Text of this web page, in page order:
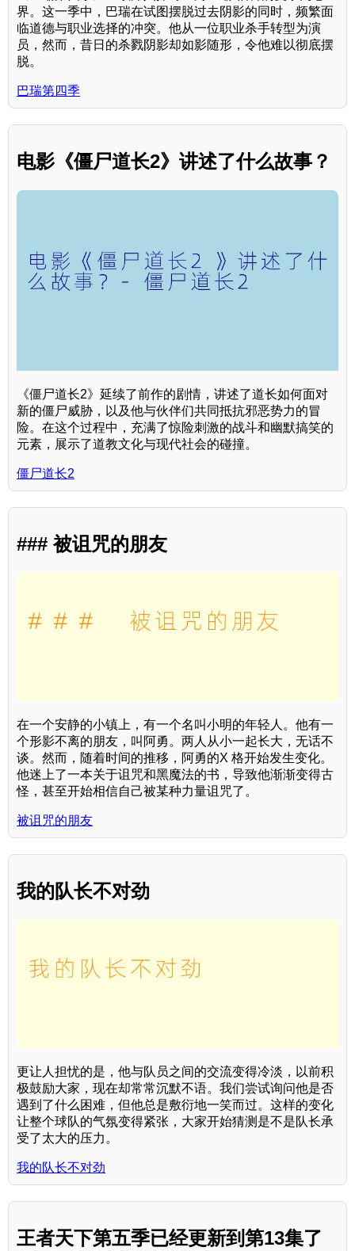
界。这一季中，巴瑞在试图摆脱过去阴影的同时，频繁面
临道德与职业选择的冲突。他从一位职业杀手转型为演
员，然而，昔日的杀戮阴影却如影随形，令他难以彻底摆
脱。
巴瑞第四季
电影《僵尸道长2》讲述了什么故事？
《僵尸道长2》延续了前作的剧情，讲述了道长如何面对
新的僵尸威胁，以及他与伙伴们共同抵抗邪恶势力的冒
险。在这个过程中，充满了惊险刺激的战斗和幽默搞笑的
元素，展示了道教文化与现代社会的碰撞。
僵尸道长2
### 被诅咒的朋友
在一个安静的小镇上，有一个名叫小明的年轻人。他有一
个形影不离的朋友，叫阿勇。两人从小一起长大，无话不
谈。然而，随着时间的推移，阿勇的X 格开始发生变化。
他迷上了一本关于诅咒和黑魔法的书，导致他渐渐变得古
怪，甚至开始相信自己被某种力量诅咒了。
被诅咒的朋友
我的队长不对劲
更让人担忧的是，他与队员之间的交流变得冷淡，以前积
极鼓励大家，现在却常常沉默不语。我们尝试询问他是否
遇到了什么困难，但他总是敷衍地一笑而过。这样的变化
让整个球队的气氛变得紧张，大家开始猜测是不是队长承
受了太大的压力。
我的队长不对劲
王者天下第五季已经更新到第13集了